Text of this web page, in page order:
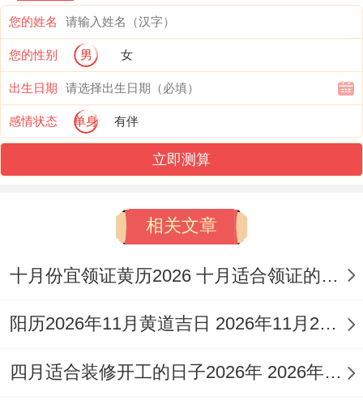
加持效果更佳！
选择吉日的千万要避开许多凶日跟禁忌？
常规凶日需谨记，如“月破日”、“五黄煞日”跟
与个人生肖相“刑冲”之日均应规避、就像
2026年4月23日（农历三月初七）为勾陈黑
百忌明确提示“丁不剃头头必生疮” 此日切忌
特殊禁忌在领域 ，若个人生肖与该日相冲
（如鸡日冲兔） -则此日同样不适宜理发，
依据黄历信息,2026年农历四月（及前后相
您的姓名
您的性别 男 女
出生日期
感情状态 单身 有伴
立即测算
相关文章
十月份宜领证黄历2026 十月适合领证的好日子2026年
阳历2026年11月黄道吉日 2026年11月26日阳历黄道吉日
四月适合装修开工的日子2026年 2026年四月份适合装修开工的黄道吉日